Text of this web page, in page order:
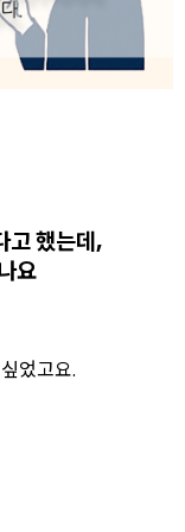
고 했는데,
요
었고요.